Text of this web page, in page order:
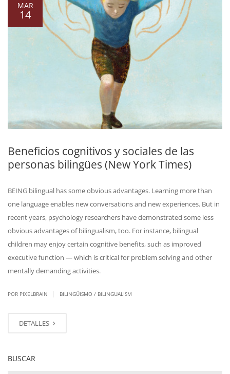
MAR
14
Beneficios cognitivos y sociales de las
personas bilingües (New York Times)
BEING bilingual has some obvious advantages. Learning more than
one language enables new conversations and new experiences. But in
recent years, psychology researchers have demonstrated some less
obvious advantages of bilingualism, too. For instance, bilingual
children may enjoy certain cognitive benefits, such as improved
executive function — which is critical for problem solving and other
mentally demanding activities.
POR PIXELBRAIN BILINGÜISMO / BILINGUALISM
DETALLES
BUSCAR